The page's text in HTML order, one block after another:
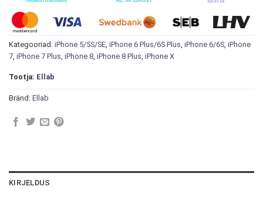
Kategooriad: iPhone 5/5S/SE iPhone 6 Plus/6S Plus iPhone 6/6S iPhone
7 iPhone 7 Plus iPhone 8 iPhone 8 Plus iPhone X
Tootja: Ellab
Bränd: Ellab
KIRJELDUS